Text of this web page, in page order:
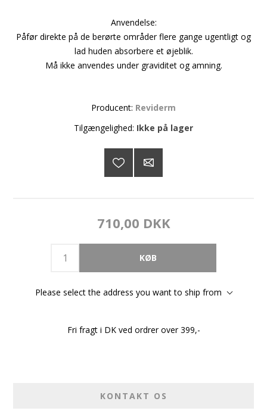
Anvendelse:
Påfør direkte på de berørte områder flere gange ugentligt og
lad huden absorbere et øjeblik.
Må ikke anvendes under graviditet og amning.
Producent: Reviderm
Tilgængelighed: Ikke på lager
710,00 DKK
Please select the address you want to ship from
Fri fragt i DK ved ordrer over 399,-
KONTAKT OS